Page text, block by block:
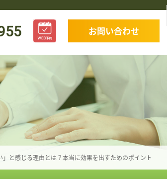
お問い合わせ
」と感じる理由とは？本当に効果を出すためのポイント